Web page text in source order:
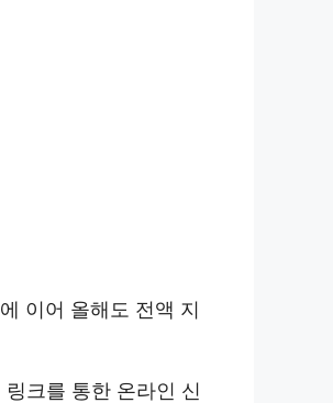
이어 올해도 전액 지
크를 통한 온라인 신